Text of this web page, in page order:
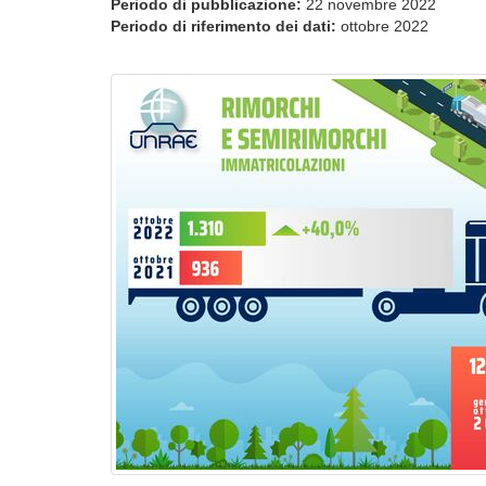
Periodo di pubblicazione: 22 novembre 2022
Periodo di riferimento dei dati: ottobre 2022